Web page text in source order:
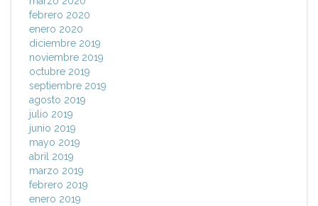
febrero 2020
enero 2020
diciembre 2019
noviembre 2019
octubre 2019
septiembre 2019
agosto 2019
julio 2019
junio 2019
mayo 2019
abril 2019
marzo 2019
febrero 2019
enero 2019